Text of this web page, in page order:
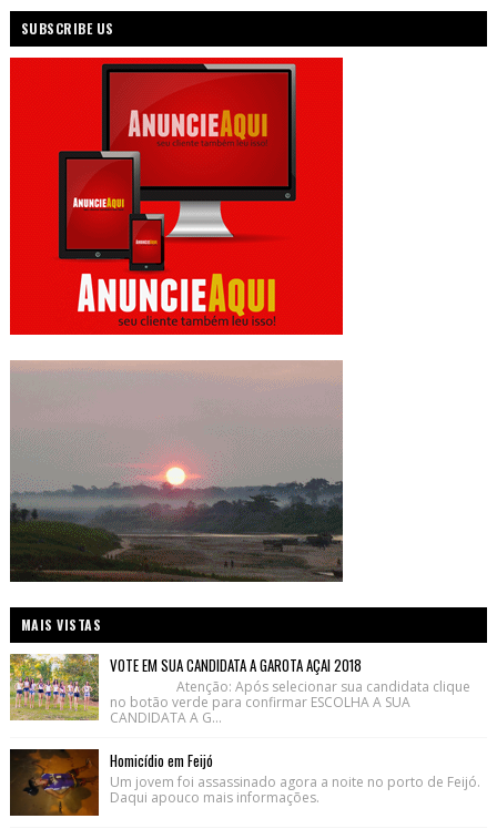
SUBSCRIBE US
MAIS VISTAS
VOTE EM SUA CANDIDATA A GAROTA AÇAI 2018
Atenção: Após selecionar sua candidata clique
no botão verde para confirmar ESCOLHA A SUA
CANDIDATA A G...
Homicídio em Feijó
Um jovem foi assassinado agora a noite no porto de Feijó.
Daqui apouco mais informações.